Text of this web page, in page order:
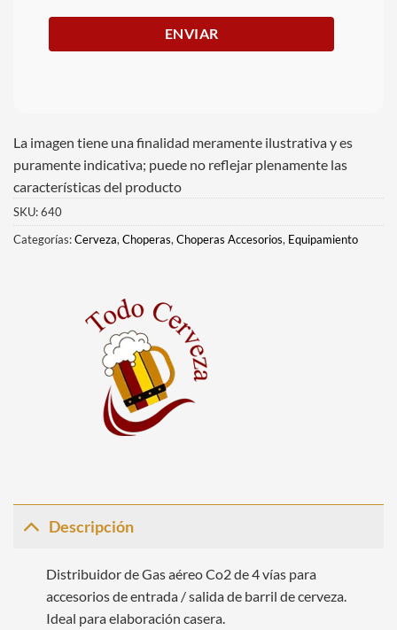
La imagen tiene una finalidad meramente ilustrativa y es
puramente indicativa; puede no reflejar plenamente las
características del producto
SKU:640
Categorías:Cerveza,Choperas,Choperas Accesorios, Equipamiento
Descripción
Distribuidor de Gas aéreo Co2 de 4 vías para
accesorios de entrada / salida de barril de cerveza.
Ideal para elaboración casera.